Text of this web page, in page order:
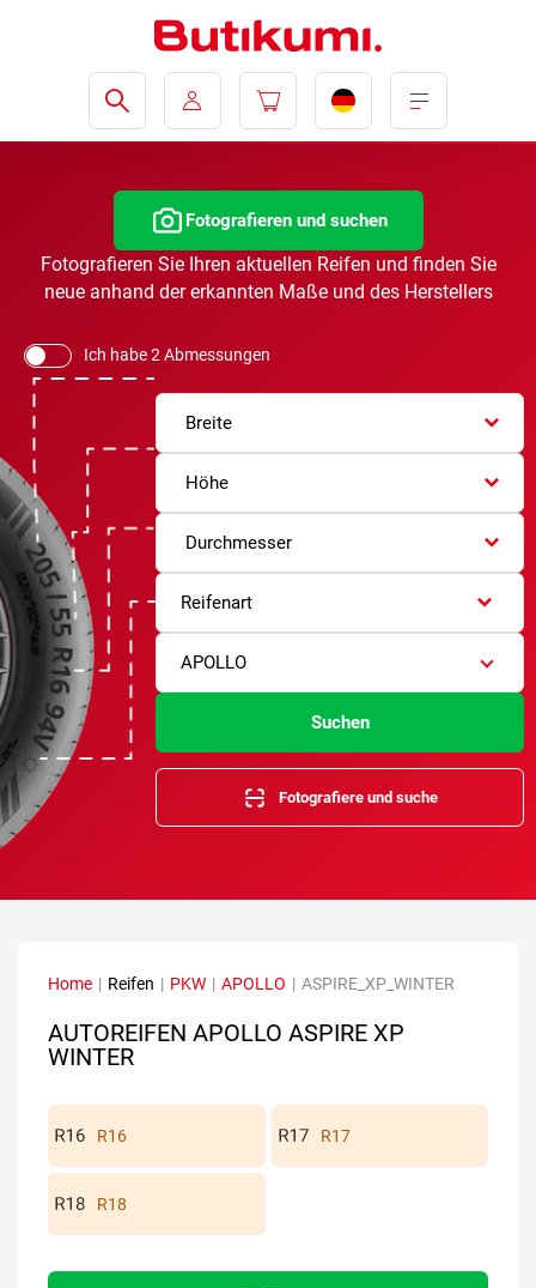
Fotografieren und suchen
Fotografieren Sie Ihren aktuellen Reifen und finden Sie
neue anhand der erkannten Maße und des Herstellers
Ich habe 2 Abmessungen
Breite
Höhe
Durchmesser
Reifenart
APOLLO
Suchen
Fotografiere und suche
Home | Reifen | PKW | APOLLO | ASPIRE_XP_WINTER
AUTOREIFEN APOLLO ASPIRE XP
WINTER
R16 R17
R18